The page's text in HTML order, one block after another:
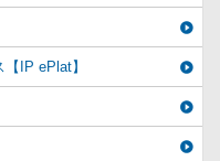
IP ePlat】